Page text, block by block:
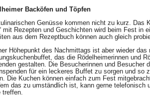
Backöfen und Töpfen
Genüsse kommen nicht zu kurz. Das
mit Rezepten und Geschichten wird beim Fest in
aus dem Rezeptbuch können auch gleich
Höhepunkt des Nachmittags ist aber wieder das
das die Rödelheimerinnen und
gestalten. Die Besucherinnen und Besucher
für ein leckeres Buffet zu sorgen und so
Die Kuchen können einfach zum Fest
das zu umständlich ist, kann gerne telefonisch
treffen.